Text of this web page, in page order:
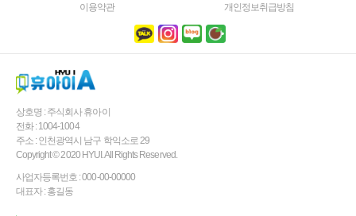
이용약관
개인정보취급방침
상호명 : 주식회사 휴아이
전화 : 1004-1004
주소 : 인천광역시 남구 학익소로 29
Copyright © 2020 HYUI. All Rights Reserved.
사업자등록번호 : 000-00-00000
대표자 : 홍길동